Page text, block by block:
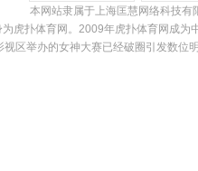
本网站隶属于上海匡慧网络科技
虎扑体育网。2009年虎扑体育网成
视区举办的女神大赛已经破圈引发数位